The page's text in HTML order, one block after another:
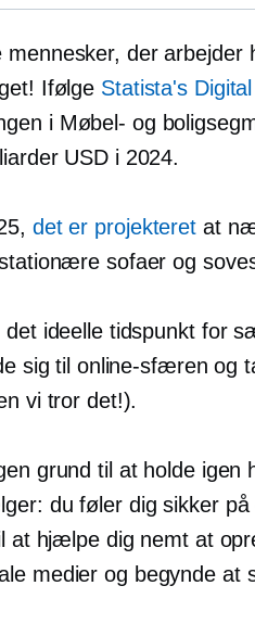
mennesker, der arbejder
Ifølge Statista's
i Møbel- og
USD i 2024.
det er projekteret at
sofaer og
det ideelle tidspunkt for
sig til online-sfæren og
vi tror det!).
grund til at holde igen
du føler dig sikker
hjælpe dig nemt at
medier og begynde at